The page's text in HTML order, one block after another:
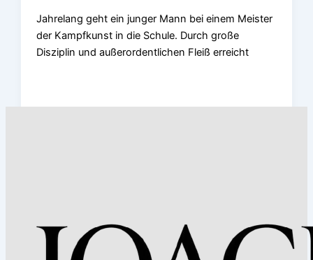
Jahrelang geht ein junger Mann bei einem Meister
der Kampfkunst in die Schule. Durch große
Disziplin und außerordentlichen Fleiß erreicht